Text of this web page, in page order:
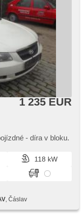
1 235 EUR
​- díra v bloku.
118 kW
, Čáslav